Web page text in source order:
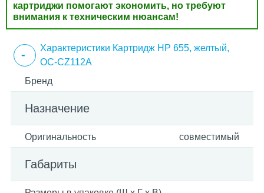
картриджи помогают экономить, но требуют
внимания к техническим нюансам!
Характеристики Картридж HP 655, желтый,
OC-CZ112A
Бренд
Назначение
Оригинальность совместимый
Габариты